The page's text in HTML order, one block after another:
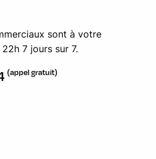
sont à votre
7 jours sur 7.
(appel gratuit)